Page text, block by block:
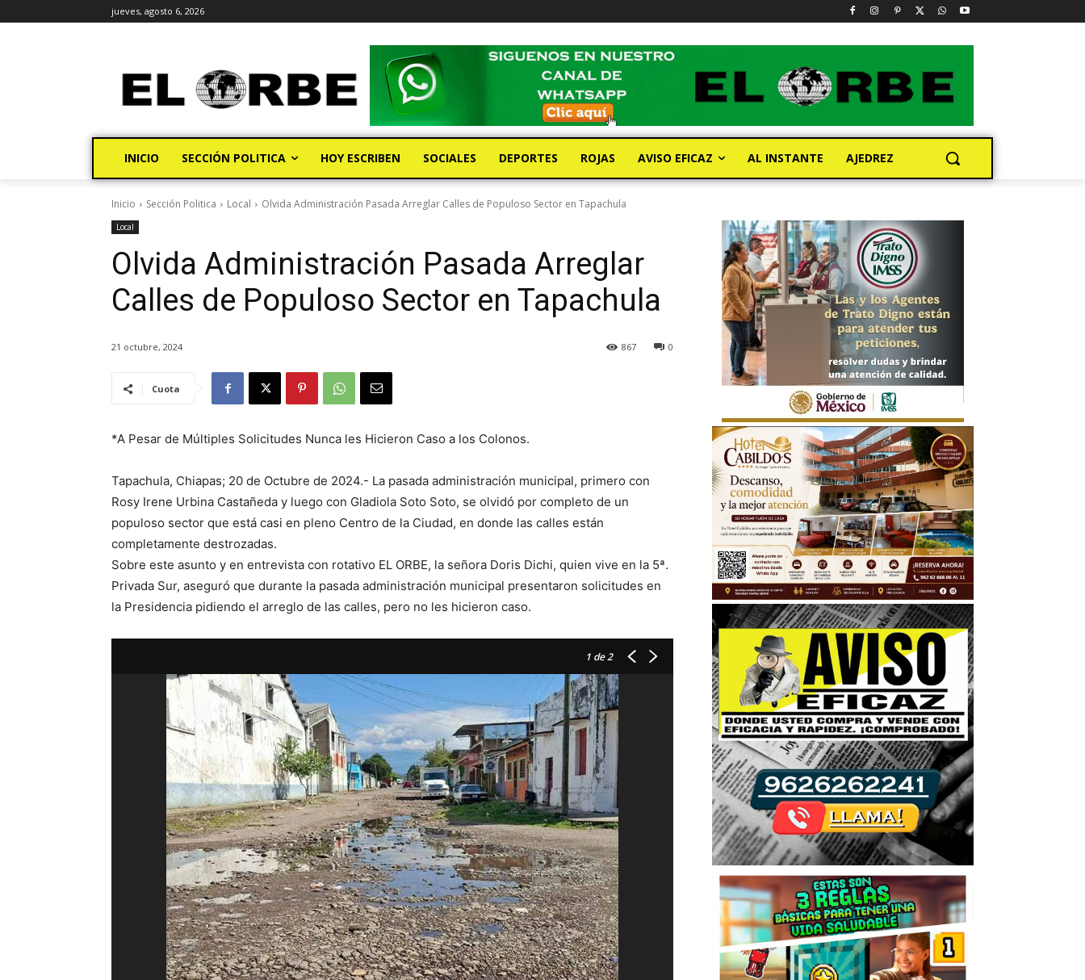
jueves, agosto 6, 2026
INICIO SECCIÓN POLITICA HOY ESCRIBEN SOCIALES DEPORTES ROJAS AVISO EFICAZ AL INSTANTE AJEDREZ
Inicio Sección Politica Local Olvida Administración Pasada Arreglar Calles de Populoso Sector en Tapachula
Local
Olvida Administración Pasada Arreglar
Calles de Populoso Sector en Tapachula
21 octubre, 2024 0
867
Cuota
*A Pesar de Múltiples Solicitudes Nunca les Hicieron Caso a los Colonos.
Tapachula, Chiapas; 20 de Octubre de 2024.- La pasada administración municipal, primero con
Rosy Irene Urbina Castañeda y luego con Gladiola Soto Soto, se olvidó por completo de un
populoso sector que está casi en pleno Centro de la Ciudad, en donde las calles están
completamente destrozadas.
Sobre este asunto y en entrevista con rotativo EL ORBE, la señora Doris Dichi, quien vive en la 5ª.
Privada Sur, aseguró que durante la pasada administración municipal presentaron solicitudes en
la Presidencia pidiendo el arreglo de las calles, pero no les hicieron caso.
1 de 2